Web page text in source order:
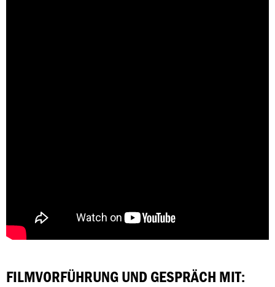
FILMVORFÜHRUNG UND GESPRÄCH MIT: